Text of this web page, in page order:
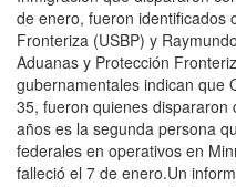
de enero, fueron identificados
Fronteriza (USBP) y
Aduanas y Protección
gubernamentales indican que
35, fueron quienes
años es la segunda persona
federales en operativos en
falleció el 7 de enero.Un